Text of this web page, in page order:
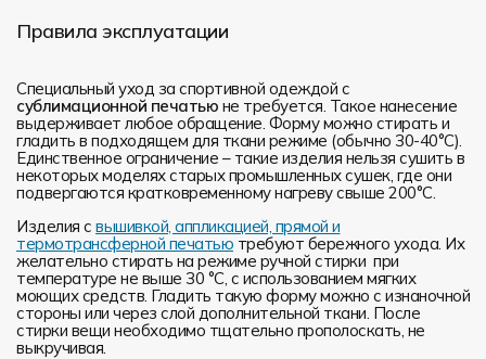
Правила эксплуатации
Специальный уход за спортивной одеждой с
сублимационной печатью не требуется. Такое нанесение
выдерживает любое обращение. Форму можно стирать и
гладить в подходящем для ткани режиме (обычно 30-40°С).
Единственное ограничение – такие изделия нельзя сушить в
некоторых моделях старых промышленных сушек, где они
подвергаются кратковременному нагреву свыше 200°С.
Изделия с вышивкой, аппликацией, прямой и
термотрансферной печатью требуют бережного ухода. Их
желательно стирать на режиме ручной стирки при
температуре не выше 30 °C, с использованием мягких
моющих средств. Гладить такую форму можно с изнаночной
стороны или через слой дополнительной ткани. После
стирки вещи необходимо тщательно прополоскать, не
выкручивая.